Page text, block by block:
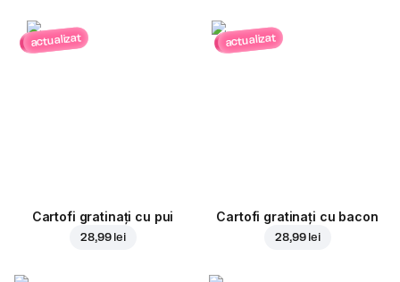
actualizat
Cartofi gratinați cu pui
28,99 lei
actualizat
Cartofi gratinați cu bacon
28,99 lei